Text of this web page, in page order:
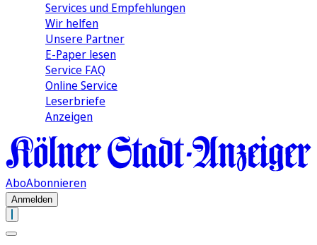
Services und Empfehlungen
Wir helfen
Unsere Partner
E-Paper lesen
Service FAQ
Online Service
Leserbriefe
Anzeigen
AboAbonnieren
Anmelden